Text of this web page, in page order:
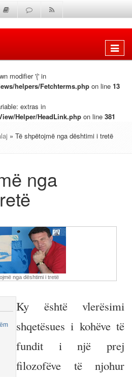
Shfaq
modifier '{' in
helpers/Fetchterms.php on line 13
extras in
Helper/HeadLink.php on line 381
» Të shpëtojmë nga dështimi i tretë
nga
nga dështimi i tretë
Ky është vlerësimi
shqetësues i kohëve të
fundit i një prej
filozofëve të njohur